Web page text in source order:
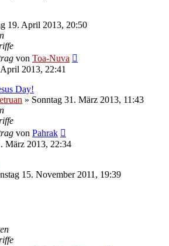
19. April 2013, 20:50
von Toa-Nuva
2013, 22:41
Day!
» Sonntag 31. März 2013, 11:43
von Pahrak
März 2013, 22:34
15. November 2011, 19:39